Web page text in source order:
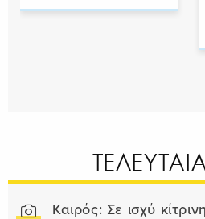
Καιρός: Σε ισχύ